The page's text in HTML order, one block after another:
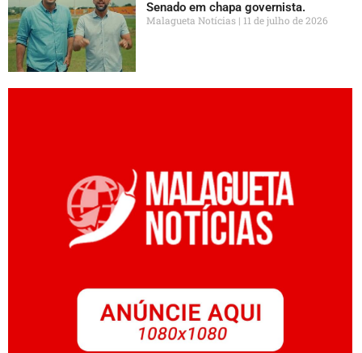
Senado em chapa governista.
Malagueta Notícias 11 de julho de 2026